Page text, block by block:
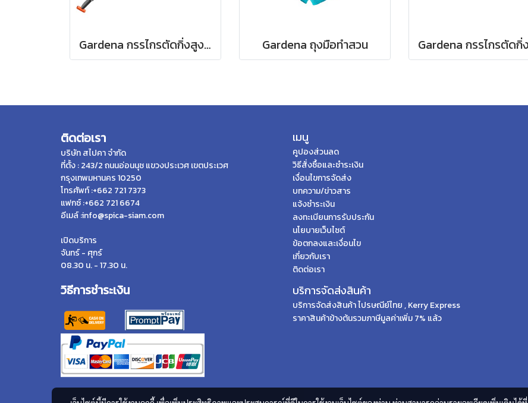
Gardena กรรไกรตัดกิ่งสูงแบบดึง ปรับความยาวได้ 400 ซม. (12081-20) Gardena ถุงมือทำสวน
ติดต่อเรา
บริษัท สไปคา จำกัด
ที่ตั้ง : 243/2 ถนนอ่อนนุช แขวงประเวศ เขตประเวศ
กรุงเทพมหานคร 10250
โทรศัพท์ :+662 721 7373
แฟกซ์ :+662 721 6674
อีเมล์ :info@spica-siam.com
เปิดบริการ
จันทร์ - ศุกร์
08.30 น. - 17.30 น.
วิธีการชำระเงิน
เมนู
คูปองส่วนลด
วิธีสั่งซื้อและชำระเงิน
เงื่อนไขการจัดส่ง
บทความ/ข่าวสาร
แจ้งชำระเงิน
ลงทะเบียนการรับประกัน
นโยบายเว็บไซต์
ข้อตกลงและเงื่อนไข
เกี่ยวกับเรา
ติดต่อเรา
บริการจัดส่งสินค้า
บริการจัดส่งสินค้า ไปรษณีย์ไทย , Kerry Express
ราคาสินค้าข้างต้นรวมภาษีมูลค่าเพิ่ม 7% แล้ว